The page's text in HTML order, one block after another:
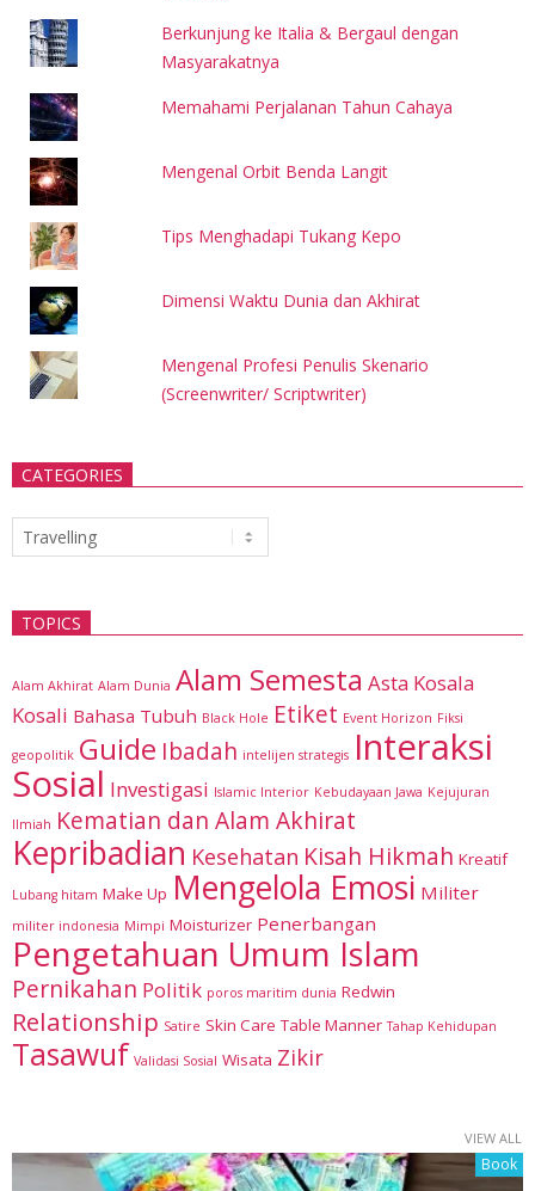
Berkunjung ke Italia & Bergaul dengan
Masyarakatnya
Memahami Perjalanan Tahun Cahaya
Mengenal Orbit Benda Langit
Tips Menghadapi Tukang Kepo
Dimensi Waktu Dunia dan Akhirat
Mengenal Profesi Penulis Skenario
(Screenwriter/ Scriptwriter)
CATEGORIES
Categories
TOPICS
Alam Akhirat Alam Dunia Alam Semesta Asta Kosala
Kosali Bahasa Tubuh Black Hole Etiket Event Horizon Fiksi
geopolitik Guide Ibadah intelijen strategis Interaksi
Sosial Investigasi Islamic Interior Kebudayaan Jawa Kejujuran
Ilmiah Kematian dan Alam Akhirat
Kepribadian Kesehatan Kisah Hikmah Kreatif
Lubang hitam Make Up Mengelola Emosi Militer
militer indonesia Mimpi Moisturizer Penerbangan
Pengetahuan Umum Islam
Pernikahan Politik poros maritim dunia Redwin
Relationship Satire Skin Care Table Manner Tahap Kehidupan
Tasawuf Validasi Sosial Wisata Zikir
VIEW ALL
Book